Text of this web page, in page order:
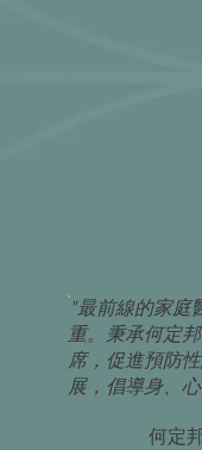
"最前線的家庭
重。秉承何定
席，促進預防
展，倡導身、
何定